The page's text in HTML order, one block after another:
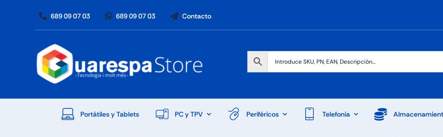
689 09 07 03 689 09 07 03 Contacto
Portátiles y Tablets PC y TPV Periféricos Telefonia